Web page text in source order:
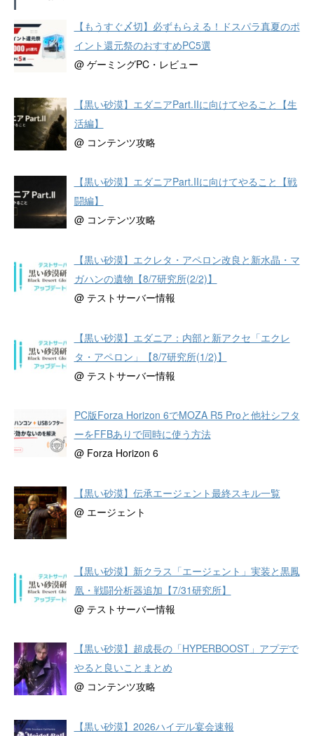
【もうすぐ〆切】必ずもらえる！ドスパラ真夏のポ
イント還元祭のおすすめPC5選
@ ゲーミングPC・レビュー
【黒い砂漠】エダニアPart.IIに向けてやること【生
活編】
@ コンテンツ攻略
【黒い砂漠】エダニアPart.IIに向けてやること【戦
闘編】
@ コンテンツ攻略
【黒い砂漠】エクレタ・アペロン改良と新水晶・マ
ガハンの遺物【8/7研究所(2/2)】
@ テストサーバー情報
【黒い砂漠】エダニア：内部と新アクセ「エクレ
タ・アペロン」【8/7研究所(1/2)】
@ テストサーバー情報
PC版Forza Horizon 6でMOZA R5 Proと他社シフタ
ーをFFBありで同時に使う方法
@ Forza Horizon 6
【黒い砂漠】伝承エージェント最終スキル一覧
@ エージェント
【黒い砂漠】新クラス「エージェント」実装と黒鳳
凰・戦闘分析器追加【7/31研究所】
@ テストサーバー情報
【黒い砂漠】超成長の「HYPERBOOST」アプデで
やると良いことまとめ
@ コンテンツ攻略
【黒い砂漠】2026ハイデル宴会速報